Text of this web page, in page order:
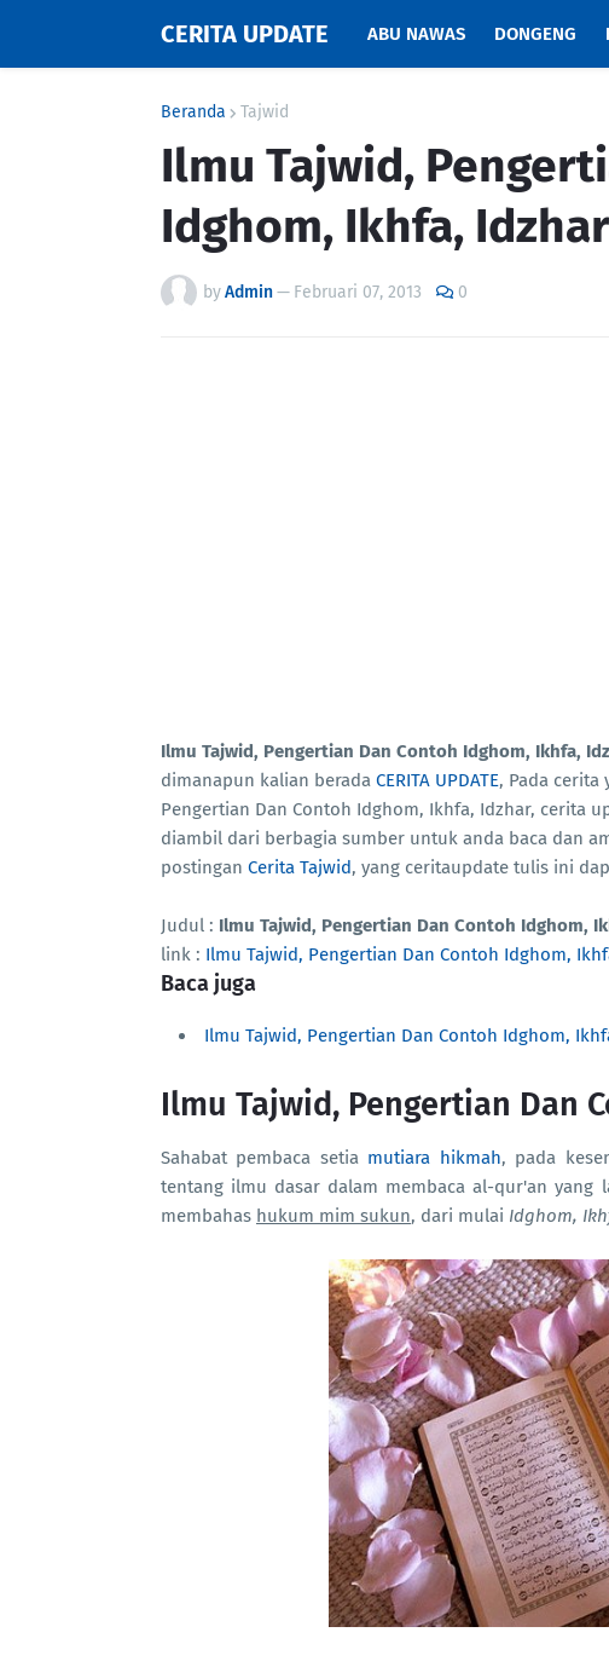
CERITA UPDATE ABU NAWAS DONGENG
Beranda Tajwid
Ilmu Tajwid,
Idghom, Ikhfa, Idzhar
byAdmin— Februari 07, 2013 0
Ilmu Tajwid, Pengertian Dan Contoh Idghom, Ikhfa,
dimanapun kalian berada CERITA UPDATE, Pada cerita
Pengertian Dan Contoh Idghom, Ikhfa, Idzhar, cerita
diambil dari berbagia sumber untuk anda baca dan
postingan Cerita Tajwid, yang ceritaupdate tulis ini
Judul : Ilmu Tajwid, Pengertian Dan Contoh Idghom,
link : Ilmu Tajwid, Pengertian Dan Contoh Idghom,
Baca juga
Ilmu Tajwid, Pengertian Dan Contoh Idghom,
Ilmu Tajwid, Pengertian Dan
Sahabat pembaca setia mutiara hikmah, pada
tentang ilmu dasar dalam membaca al-qur'an
membahas hukum mim sukun, dari mulai Idghom,